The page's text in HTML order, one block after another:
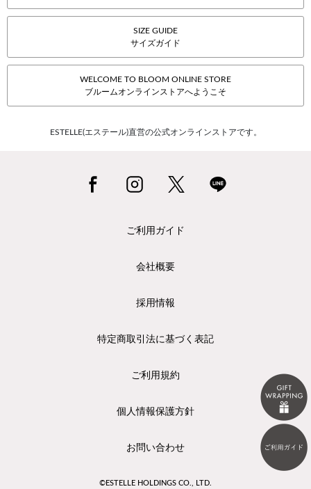
SIZE GUIDE
サイズガイド
WELCOME TO BLOOM ONLINE STORE
ブルームオンラインストアへようこそ
ESTELLE(エステール)直営の公式オンラインストアです。
ご利用ガイド
会社概要
採用情報
特定商取引法に基づく表記
ご利用規約
個人情報保護方針
お問い合わせ
©ESTELLE HOLDINGS CO., LTD.